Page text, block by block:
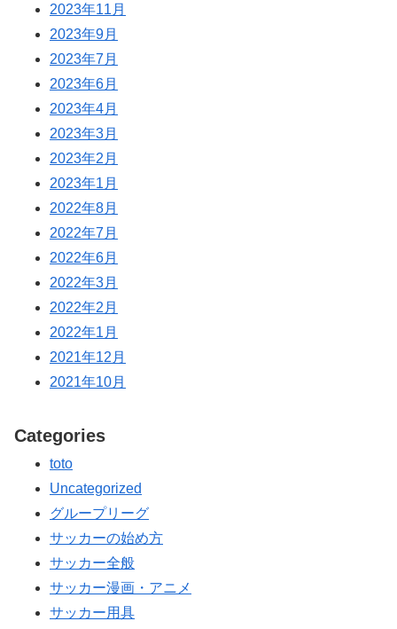
2023年11月
2023年9月
2023年7月
2023年6月
2023年4月
2023年3月
2023年2月
2023年1月
2022年8月
2022年7月
2022年6月
2022年3月
2022年2月
2022年1月
2021年12月
2021年10月
Categories
toto
Uncategorized
グループリーグ
サッカーの始め方
サッカー全般
サッカー漫画・アニメ
サッカー用具